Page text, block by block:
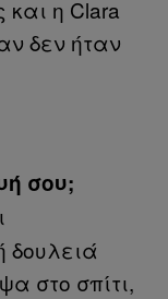
η Clara
δεν ήταν
σου;
δουλειά
στο σπίτι,